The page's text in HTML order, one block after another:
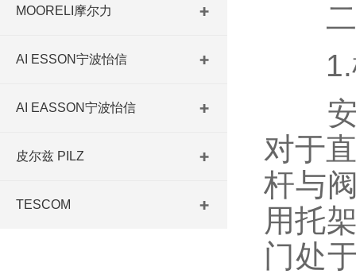
MOORELI摩尔力
AI ESSON宁波怡信
AI EASSON宁波怡信
皮尔兹 PILZ
TESCOM
二
1.
安
对于
杆与
用托
门处